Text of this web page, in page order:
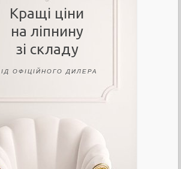
Кращі ціни
на ліпнину
зі складу
ОФІЦІЙНОГО ДИЛЕРА